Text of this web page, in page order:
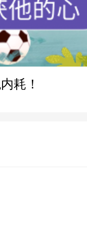
获得专属情感方案
得专属情感方案
得专属情感方案
专属情感方案
获得专属情感方案
耗！